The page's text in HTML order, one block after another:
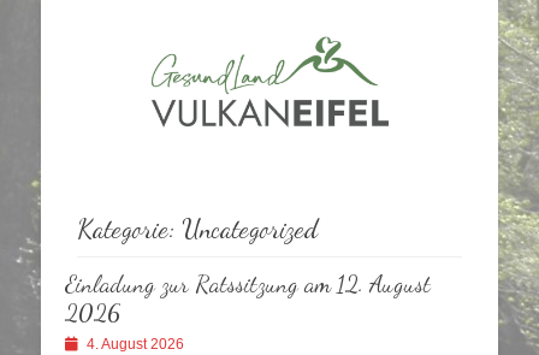
Kategorie: Uncategorized
Einladung zur Ratssitzung am 12. August
2026
Veröffentlicht
4. August 2026